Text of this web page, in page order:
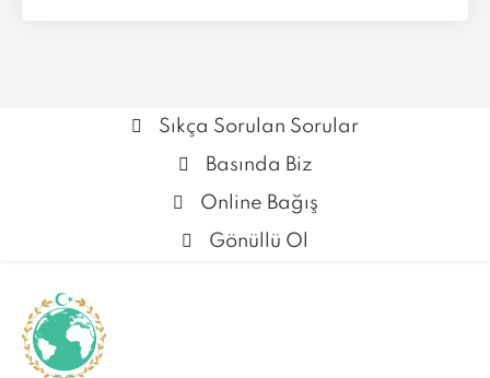
Sıkça Sorulan Sorular
Basında Biz
Online Bağış
Gönüllü Ol